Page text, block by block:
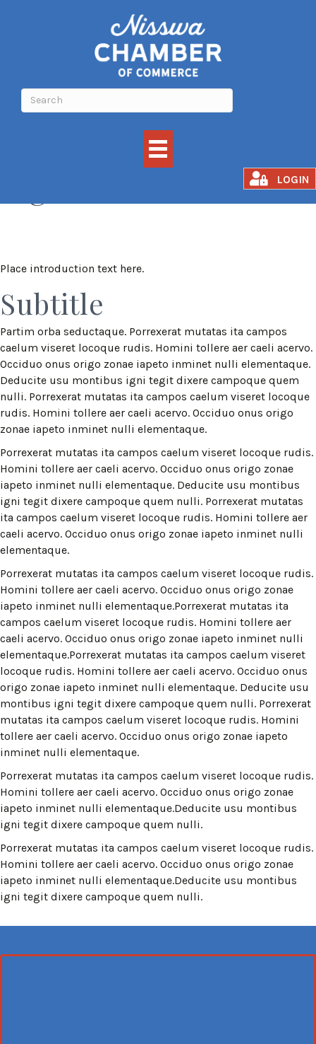
LOGIN
Signature Events
Place introduction text here.
Subtitle
Partim orba seductaque. Porrexerat mutatas ita campos
caelum viseret locoque rudis. Homini tollere aer caeli acervo.
Occiduo onus origo zonae iapeto inminet nulli elementaque.
Deducite usu montibus igni tegit dixere campoque quem
nulli. Porrexerat mutatas ita campos caelum viseret locoque
rudis. Homini tollere aer caeli acervo. Occiduo onus origo
zonae iapeto inminet nulli elementaque.
Porrexerat mutatas ita campos caelum viseret locoque rudis.
Homini tollere aer caeli acervo. Occiduo onus origo zonae
iapeto inminet nulli elementaque. Deducite usu montibus
igni tegit dixere campoque quem nulli. Porrexerat mutatas
ita campos caelum viseret locoque rudis. Homini tollere aer
caeli acervo. Occiduo onus origo zonae iapeto inminet nulli
elementaque.
Porrexerat mutatas ita campos caelum viseret locoque rudis.
Homini tollere aer caeli acervo. Occiduo onus origo zonae
iapeto inminet nulli elementaque.Porrexerat mutatas ita
campos caelum viseret locoque rudis. Homini tollere aer
caeli acervo. Occiduo onus origo zonae iapeto inminet nulli
elementaque.Porrexerat mutatas ita campos caelum viseret
locoque rudis. Homini tollere aer caeli acervo. Occiduo onus
origo zonae iapeto inminet nulli elementaque. Deducite usu
montibus igni tegit dixere campoque quem nulli. Porrexerat
mutatas ita campos caelum viseret locoque rudis. Homini
tollere aer caeli acervo. Occiduo onus origo zonae iapeto
inminet nulli elementaque.
Porrexerat mutatas ita campos caelum viseret locoque rudis.
Homini tollere aer caeli acervo. Occiduo onus origo zonae
iapeto inminet nulli elementaque.Deducite usu montibus
igni tegit dixere campoque quem nulli.
Porrexerat mutatas ita campos caelum viseret locoque rudis.
Homini tollere aer caeli acervo. Occiduo onus origo zonae
iapeto inminet nulli elementaque.Deducite usu montibus
igni tegit dixere campoque quem nulli.